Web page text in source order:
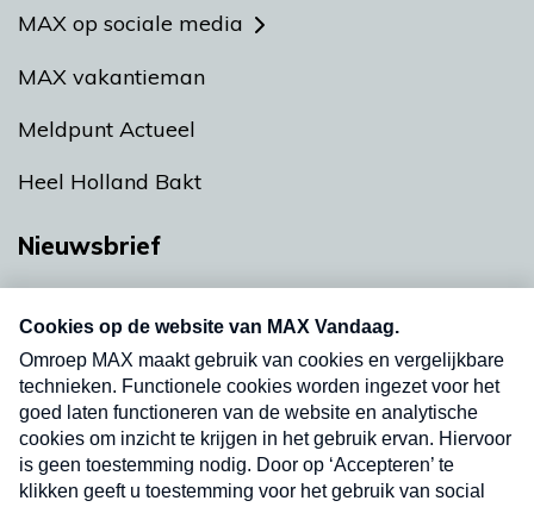
MAX op sociale media
MAX vakantieman
Meldpunt Actueel
Heel Holland Bakt
Nieuwsbrief
nieuwsbrief. Elke vrijdag- en dinsdagochtend in
uw mailbox.
Verzend